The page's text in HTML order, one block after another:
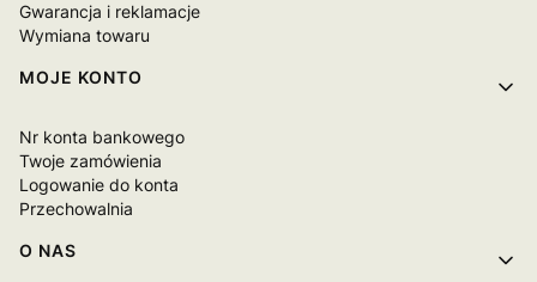
Gwarancja i reklamacje
Wymiana towaru
MOJE KONTO
Nr konta bankowego
Twoje zamówienia
Logowanie do konta
Przechowalnia
O NAS